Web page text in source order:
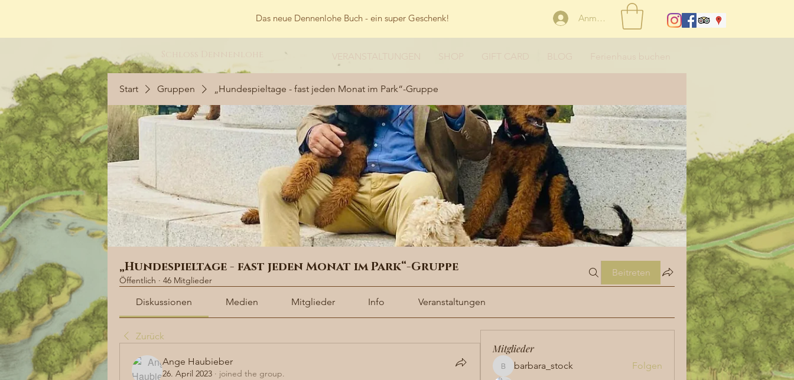
Das neue Dennenlohe Buch - ein super Geschenk! Anmelden
Start Gruppen „Hundespieltage - fast jeden Monat im Park“-Gruppe
„Hundespieltage - fast jeden Monat im Park“-Gruppe
Öffentlich · 46 Mitglieder
Beitreten
Diskussionen Medien Mitglieder Info Veranstaltungen
Zurück
Ange Haubieber
26. April 2023 · joined the group.
Mitglieder
barbara_stock
barbara_stock
Folgen